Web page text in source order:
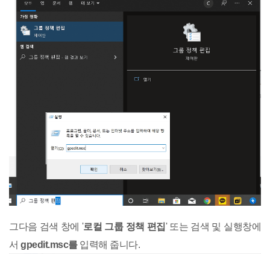
그다음 검색 창에 '로컬 그룹 정책 편집' 또는 검색 및 실행창에
서 gpedit.msc를입력해 줍니다.